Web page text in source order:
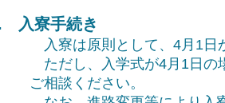
入寮手続き
入寮は原則として、4月1日
ただし、入学式が4月1日の
ご相談ください。